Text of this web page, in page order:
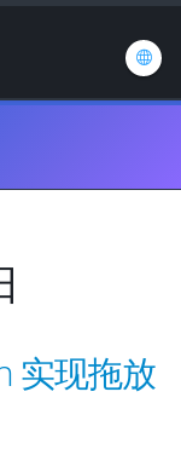
实现拖放